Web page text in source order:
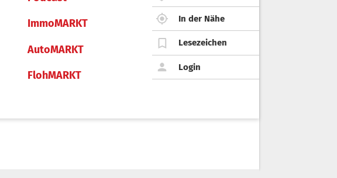
ImmoMARKT
AutoMARKT
FlohMARKT
In der Nähe
Lesezeichen
Login